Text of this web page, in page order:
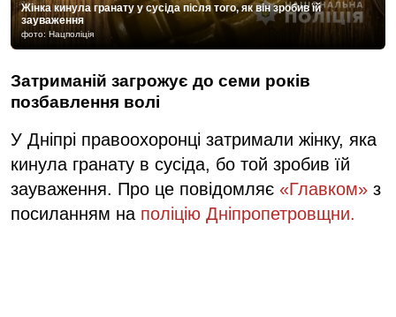
Жінка кинула гранату у сусіда після того, як він зробив їй
зауваження
фото: Нацполіція
Затриманій загрожує до семи років
позбавлення волі
У Дніпрі правоохоронці затримали жінку, яка
кинула гранату в сусіда, бо той зробив їй
зауваження. Про це повідомляє «Главком» з
посиланням на поліцію Дніпропетровщни.